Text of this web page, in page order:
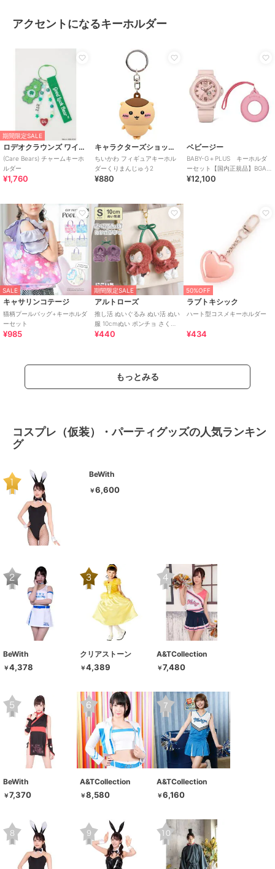
アクセントになるキーホルダー
期間限定SALE
ロデオクラウンズ ワイドボウル
(Care Bears) チャームキーホ
ルダー
¥1,760
キャラクターズショップ ラフラフ
ちいかわ フィギュアキーホル
ダーくりまんじゅう2
¥880
ベビージー
BABY-G＋PLUS キーホルダ
ーセット【国内正規品】BGA-
15K-4AJR
¥12,100
SALE
キャサリンコテージ
猫柄プールバッグ+キーホルダ
ーセット
¥985
期間限定SALE
アルトローズ
推し活 ぬいぐるみ ぬい活 ぬい
服 10cmぬい ポンチョ さくら
んぼ チェリー キーホルダー
¥440
50%OFF
ラブトキシック
ハート型コスメキーホルダー
¥434
もっとみる
コスプレ（仮装）・パーティグッズの人気ランキン
グ
BeWith
￥6,600
BeWith
￥4,378
クリアストーン
￥4,389
A&TCollection
￥7,480
BeWith
￥7,370
A&TCollection
￥8,580
A&TCollection
￥6,160